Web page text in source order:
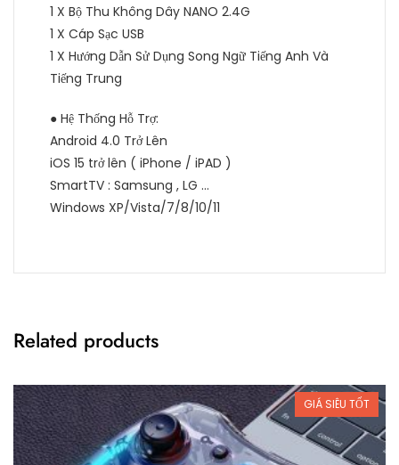
1 X Bộ Thu Không Dây NANO 2.4G
1 X Cáp Sạc USB
1 X Hướng Dẫn Sử Dụng Song Ngữ Tiếng Anh Và
Tiếng Trung
● Hệ Thống Hỗ Trợ:
Android 4.0 Trở Lên
iOS 15 trở lên ( iPhone / iPAD )
SmartTV : Samsung , LG …
Windows XP/Vista/7/8/10/11
Related products
GIÁ SIÊU TỐT